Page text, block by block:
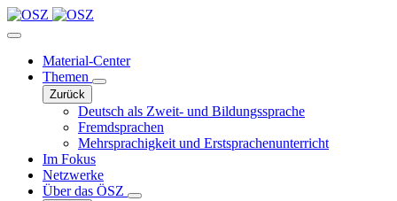
Material-Center
Themen
Zurück
Deutsch als Zweit- und Bildungssprache
Fremdsprachen
Mehrsprachigkeit und Erstsprachenunterricht
Im Fokus
Netzwerke
Über das ÖSZ